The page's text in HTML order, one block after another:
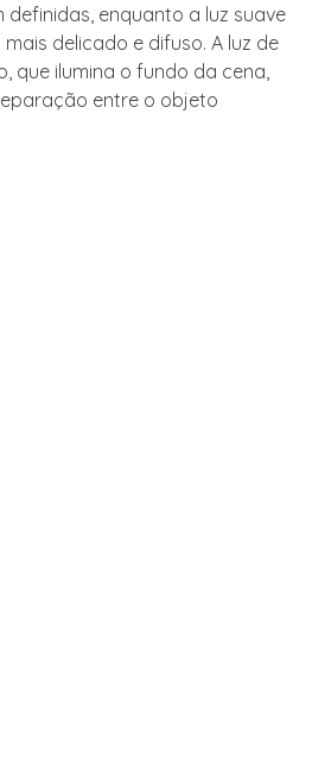
definidas, enquanto a luz suave
delicado e difuso. A luz de
que ilumina o fundo da cena,
entre o objeto